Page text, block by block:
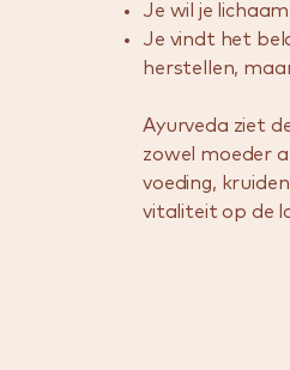
Je wil je
Je vindt het
herstellen,
​Ayurveda ziet
zowel moeder
voeding,
vitaliteit op de